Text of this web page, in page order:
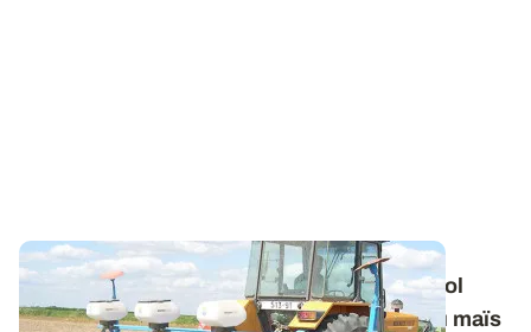
Techniques culturales - Bien préparer le sol
favorise une levée rapide et homogène du maïs